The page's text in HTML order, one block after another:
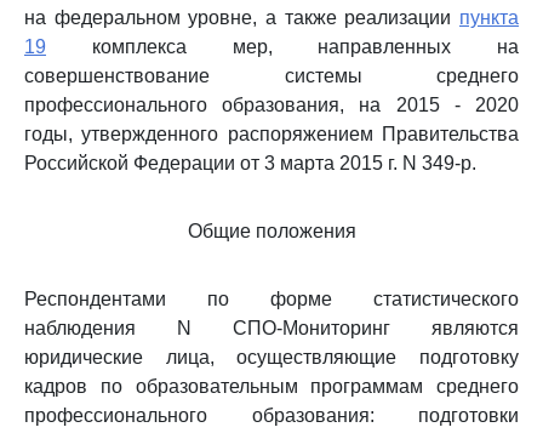
на федеральном уровне, а также реализации пункта
19 комплекса мер, направленных на
совершенствование системы среднего
профессионального образования, на 2015 - 2020
годы, утвержденного распоряжением Правительства
Российской Федерации от 3 марта 2015 г. N 349-р.
Общие положения
Респондентами по форме статистического
наблюдения N СПО-Мониторинг являются
юридические лица, осуществляющие подготовку
кадров по образовательным программам среднего
профессионального образования: подготовки